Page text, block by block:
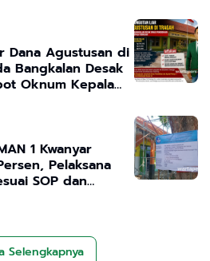
Dana Agustusan di
Bangkalan Desak
Oknum Kepala
1 Kwanyar
Pelaksana
SOP dan
Selengkapnya